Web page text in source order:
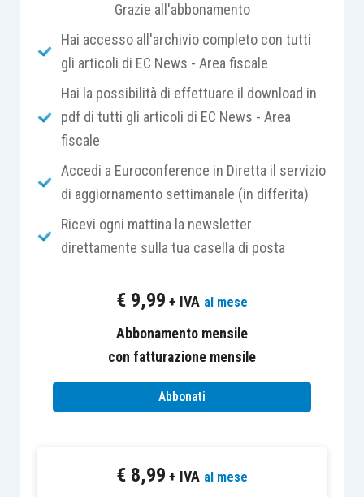
apicale o che ne abbia, anche di fatto, la gestione
e il controllo, l’ente non risponde se prova di
avere adottato e attuato efficacemente, prima
della commissione del fatto, modelli di
organizzazione e di gestione idonei a prevenire
reatidella specie di quello verificatosi e che le
persone hanno commesso il reato eludendo
di gestione.
costituiscono quindi una causa di
della responsabilità amministrativa dell’ente
loro ruolo è quindi fondamentale in caso di
all’autorità giudiziaria che non dovrà considerare
Grazie all'abbonamento
Hai accesso all'archivio completo con tutti
gli articoli di EC News - Area fiscale
Hai la possibilità di effettuare il download in
pdf di tutti gli articoli di EC News - Area
fiscale
Accedi a Euroconference in Diretta il servizio
di aggiornamento settimanale (in differita)
Ricevi ogni mattina la newsletter
direttamente sulla tua casella di posta
€ 9,99 + IVA al mese
Abbonamento mensile
con fatturazione mensile
Abbonati
€ 8,99 + IVA al mese